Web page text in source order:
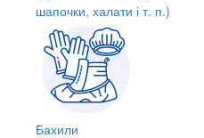
шапочки, халати і т. п.)
Бахили